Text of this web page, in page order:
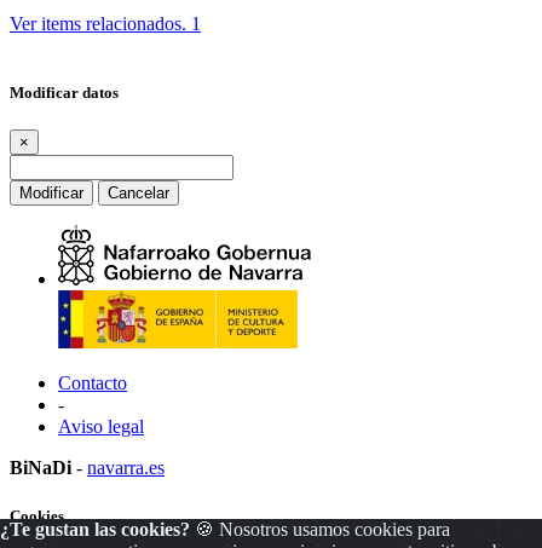
Ver items relacionados. 1
Modificar datos
×
Modificar Cancelar
Contacto
-
Aviso legal
BiNaDi - navarra.es
¿Te gustan las cookies? 🍪 Nosotros usamos cookies para
Cookies